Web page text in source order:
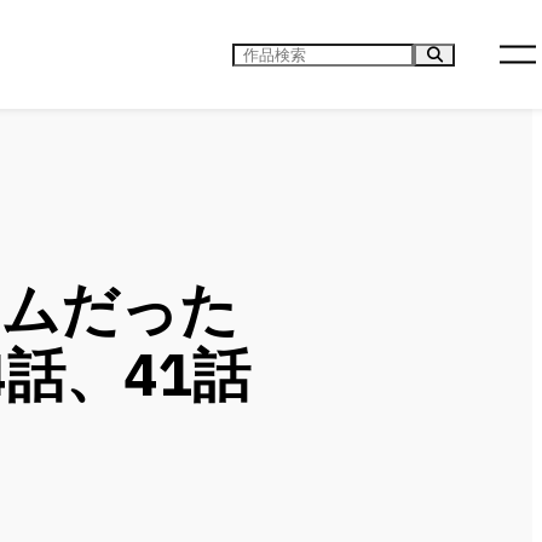
検
だった
、41話